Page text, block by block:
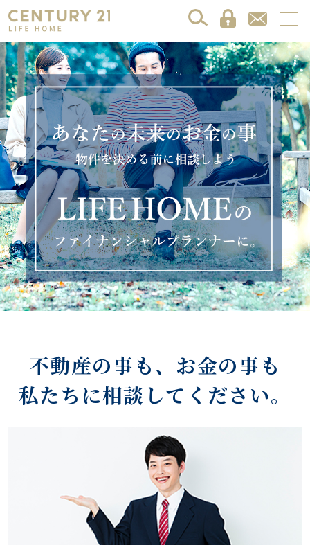
不動産の事も、お金の事も
私たちに相談してください。